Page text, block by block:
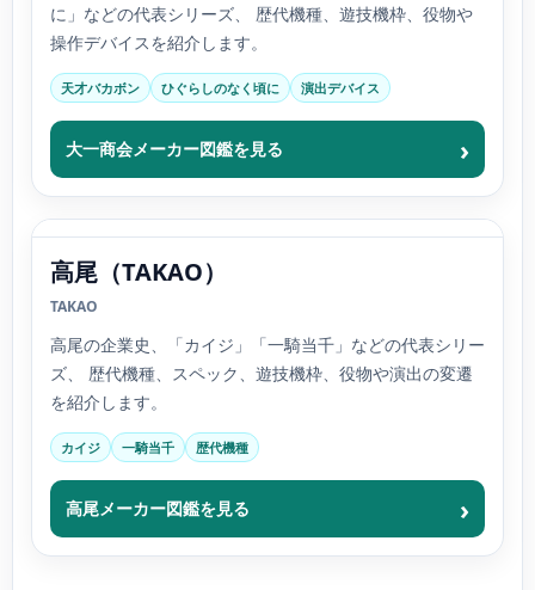
に」などの代表シリーズ、 歴代機種、遊技機枠、役物や
操作デバイスを紹介します。
天才バカボン ひぐらしのなく頃に 演出デバイス
大一商会メーカー図鑑を見る
高尾（TAKAO）
TAKAO
高尾の企業史、「カイジ」「一騎当千」などの代表シリー
ズ、 歴代機種、スペック、遊技機枠、役物や演出の変遷
を紹介します。
カイジ 一騎当千 歴代機種
高尾メーカー図鑑を見る